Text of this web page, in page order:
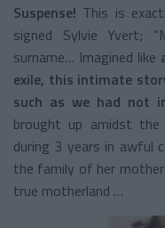
Suspense! This is
signed Sylvie Yvert;
surname… Imagined like
exile, this intimate
such as we had not
brought up amidst the
during 3 years in awful
the family of her
true motherland …